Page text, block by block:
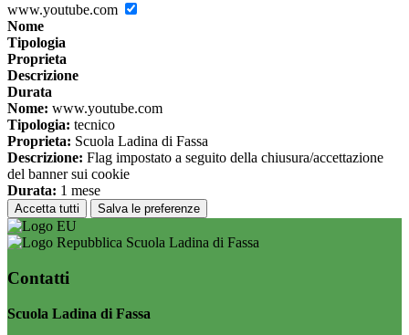
www.youtube.com
Nome
Tipologia
Proprieta
Descrizione
Durata
Nome: www.youtube.com
Tipologia: tecnico
Proprieta: Scuola Ladina di Fassa
Descrizione: Flag impostato a seguito della chiusura/accettazione
del banner sui cookie
Durata: 1 mese
Accetta tutti Salva le preferenze
Scuola Ladina di Fassa
Contatti
Scuola Ladina di Fassa